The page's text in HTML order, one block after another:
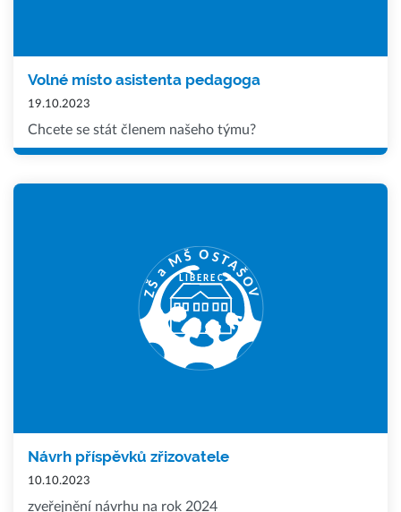
Volné místo asistenta pedagoga
19.10.2023
Chcete se stát členem našeho týmu?
Návrh příspěvků zřizovatele
10.10.2023
zveřejnění návrhu na rok 2024